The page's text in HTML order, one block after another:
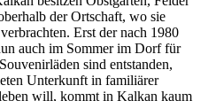
der Ortschaft, wo sie
Erst der nach 1980
auch im Sommer im Dorf für
sind entstanden,
Unterkunft in familiärer
will, kommt in Kalkan kaum